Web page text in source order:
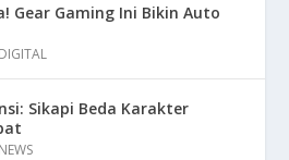
Gear Gaming Ini Bikin Auto
DIGITAL
Sikapi Beda Karakter
NEWS